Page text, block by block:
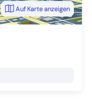
Auf Karte anzeigen